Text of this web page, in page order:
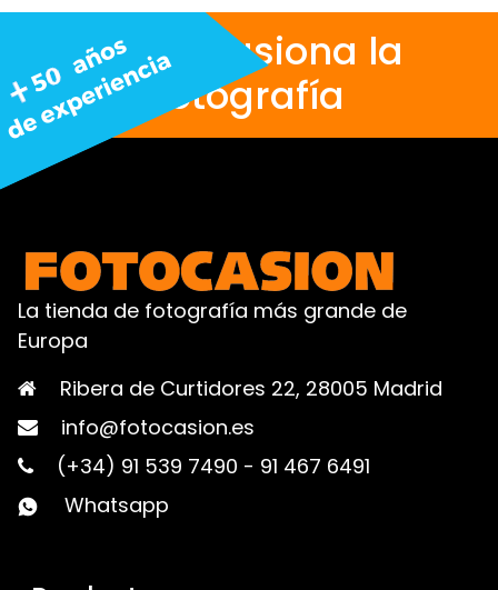
Nos apasiona la
fotografía
La tienda de fotografía más grande de
Europa
Ribera de Curtidores 22, 28005 Madrid
info@fotocasion.es
(+34) 91 539 7490 - 91 467 6491
Whatsapp